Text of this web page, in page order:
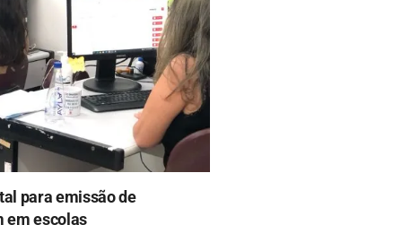
para emissão de
em escolas